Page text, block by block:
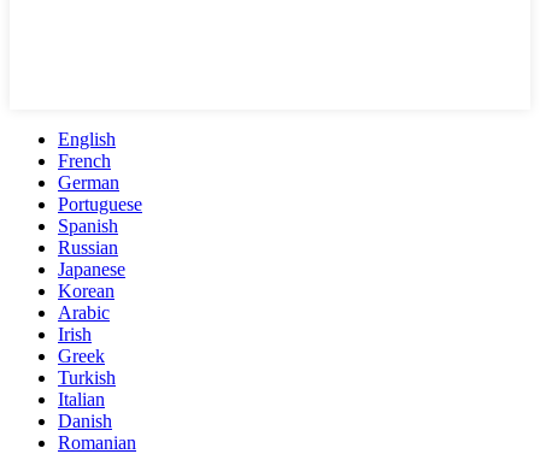
English
French
German
Portuguese
Spanish
Russian
Japanese
Korean
Arabic
Irish
Greek
Turkish
Italian
Danish
Romanian